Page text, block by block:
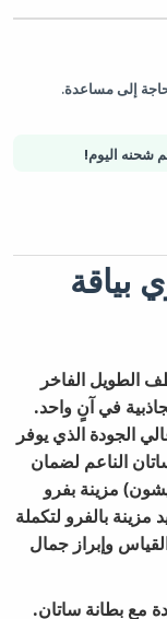
شحنه اليوم!
الطويل الفاخر
في آنٍ واحد.
الجودة الذي يوفر
الناعم لضمان
مزينة بفرو
مزينة بالفرو لتكملة
وإبراز جمال
مع بطانة ساتان.
يمكن إرجاع المنتجات المؤهلة في حالتها الأصلية خلال 3 أيام من تاريخ
إلى مساعدة.